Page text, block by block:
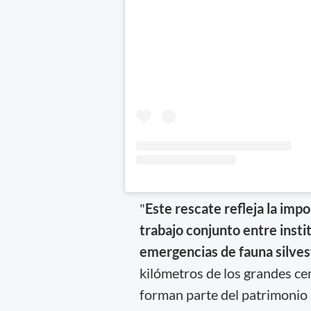
"Este rescate refleja la
trabajo conjunto entre
emergencias de fauna
kilómetros de los grandes
forman parte del patrimonio